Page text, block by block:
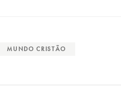
MUNDO CRISTÃO